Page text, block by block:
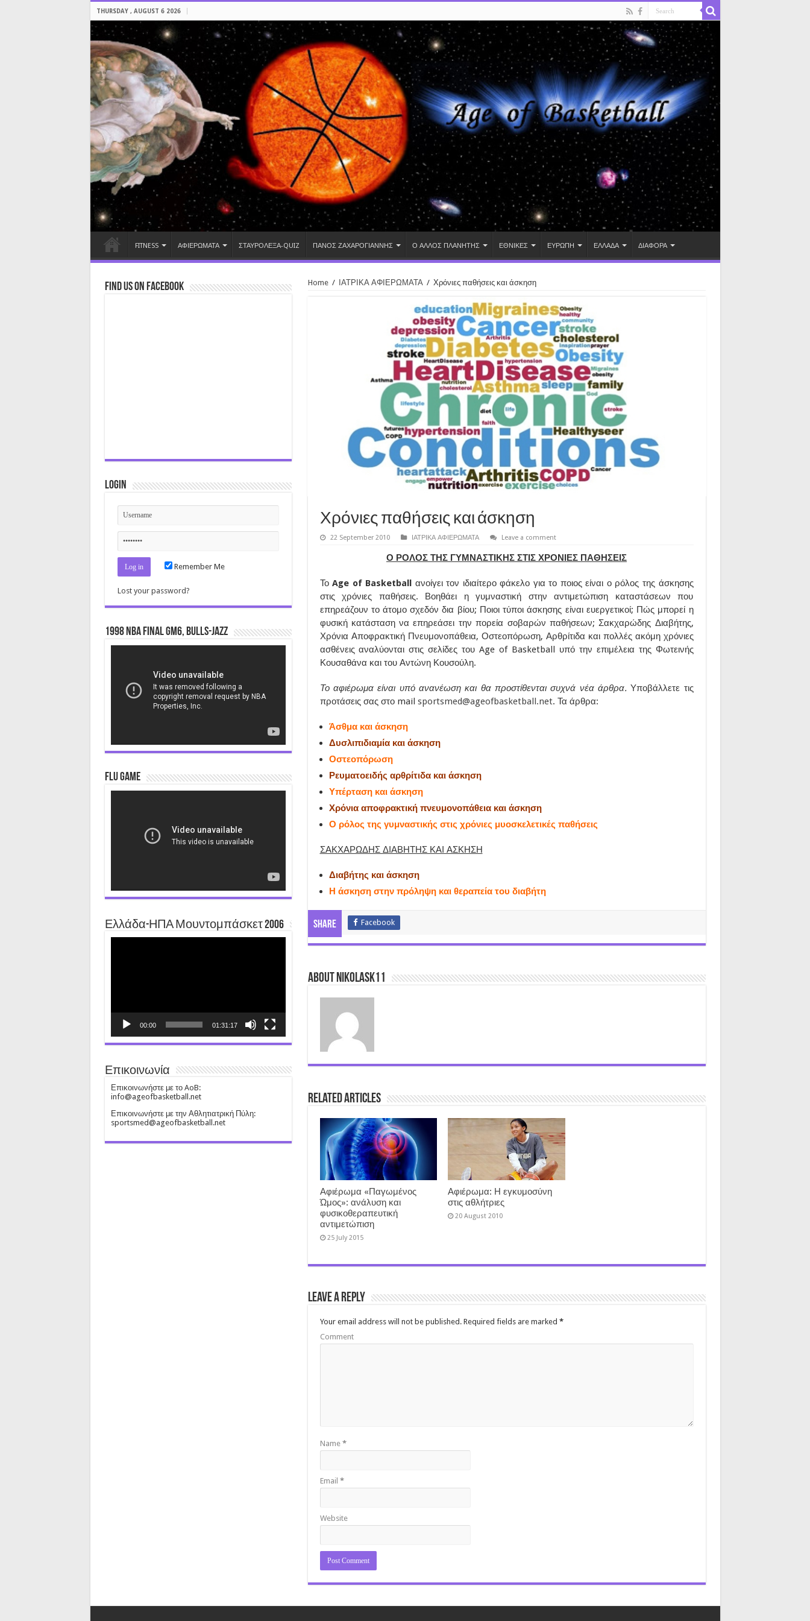
THURSDAY , AUGUST 6 2026
FITNESS ΑΦΙΕΡΩΜΑΤΑ ΣΤΑΥΡΟΛΕΞΑ-QUIZ ΠΑΝΟΣ ΖΑΧΑΡΟΓΙΑΝΝΗΣ Ο ΑΛΛΟΣ ΠΛΑΝΗΤΗΣ ΕΘΝΙΚΕΣ ΕΥΡΩΠΗ ΕΛΛΑΔΑ ΔΙΑΦΟΡΑ
Home / ΙΑΤΡΙΚΑ ΑΦΙΕΡΩΜΑΤΑ / Χρόνιες παθήσεις και άσκηση
Χρόνιες παθήσεις και άσκηση
22 September 2010 ΙΑΤΡΙΚΑ ΑΦΙΕΡΩΜΑΤΑ Leave a comment
Ο ΡΟΛΟΣ ΤΗΣ ΓΥΜΝΑΣΤΙΚΗΣ ΣΤΙΣ ΧΡΟΝΙΕΣ ΠΑΘΗΣΕΙΣ
ΤοAge of Basketball ανοίγει τον ιδιαίτερο φάκελο για το ποιος είναι ο ρόλος της άσκησης
στις χρόνιες παθήσεις. Βοηθάει η γυμναστική στην αντιμετώπιση καταστάσεων που
επηρεάζουν το άτομο σχεδόν δια βίου; Ποιοι τύποι άσκησης είναι ευεργετικοί; Πώς μπορεί η
φυσική κατάσταση να επηρεάσει την πορεία σοβαρών παθήσεων; Σακχαρώδης Διαβήτης,
Χρόνια Αποφρακτική Πνευμονοπάθεια, Οστεοπόρωση, Αρθρίτιδα και πολλές ακόμη χρόνιες
ασθένεις αναλύονται στις σελίδες του Age of Basketball υπό την επιμέλεια της Φωτεινής
Κουσαθάνα και του Αντώνη Κουσούλη.
Το αφιέρωμα είναι υπό ανανέωση και θα προστίθενται συχνά νέα άρθρα. Υποβάλλετε τις
προτάσεις σας στο mail sportsmed@ageofbasketball.net. Τα άρθρα:
Άσθμα και άσκηση
Δυσλιπιδιαμία και άσκηση
Οστεοπόρωση
Ρευματοειδής αρθρίτιδα και άσκηση
Υπέρταση και άσκηση
Χρόνια αποφρακτική πνευμονοπάθεια και άσκηση
Ο ρόλος της γυμναστικής στις χρόνιες μυοσκελετικές παθήσεις
ΣΑΚΧΑΡΩΔΗΣ ΔΙΑΒΗΤΗΣ ΚΑΙ ΑΣΚΗΣΗ
Διαβήτης και άσκηση
Η άσκηση στην πρόληψη και θεραπεία του διαβήτη
Share Facebook
About nikolask11
Related Articles
Αφιέρωμα «Παγωμένος
Ώμος»: ανάλυση και
φυσικοθεραπευτική
αντιμετώπιση
25 July 2015
Αφιέρωμα: Η εγκυμοσύνη
στις αθλήτριες
20 August 2010
Leave a Reply
Your email address will not be published.Required fields are marked *
Comment
Name *
Email *
Website
Find us on Facebook
Login
Remember Me
Lost your password?
1998 NBA Final gm6, Bulls-Jazz
Flu Game
Ελλάδα-ΗΠΑ Μουντομπάσκετ 2006
00:00 01:31:17
Επικοινωνία
Επικοινωνήστε με το AoB:
info@ageofbasketball.net
Επικοινωνήστε με την Αθλητιατρική Πύλη:
sportsmed@ageofbasketball.net